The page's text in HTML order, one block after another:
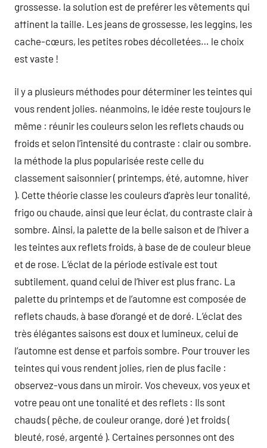
grossesse. la solution est de preférer les vêtements qui
affinent la taille. Les jeans de grossesse, les leggins, les
cache-cœurs, les petites robes décolletées… le choix
est vaste !
il y a plusieurs méthodes pour déterminer les teintes qui
vous rendent jolies. néanmoins, le idée reste toujours le
même : réunir les couleurs selon les reflets chauds ou
froids et selon l’intensité du contraste : clair ou sombre.
la méthode la plus popularisée reste celle du
classement saisonnier ( printemps, été, automne, hiver
). Cette théorie classe les couleurs d’après leur tonalité,
frigo ou chaude, ainsi que leur éclat, du contraste clair à
sombre. Ainsi, la palette de la belle saison et de l’hiver a
les teintes aux reflets froids, à base de de couleur bleue
et de rose. L’éclat de la période estivale est tout
subtilement, quand celui de l’hiver est plus franc. La
palette du printemps et de l’automne est composée de
reflets chauds, à base d’orangé et de doré. L’éclat des
très élégantes saisons est doux et lumineux, celui de
l’automne est dense et parfois sombre. Pour trouver les
teintes qui vous rendent jolies, rien de plus facile :
observez-vous dans un miroir. Vos cheveux, vos yeux et
votre peau ont une tonalité et des reflets : Ils sont
chauds ( pêche, de couleur orange, doré ) et froids (
bleuté, rosé, argenté ). Certaines personnes ont des